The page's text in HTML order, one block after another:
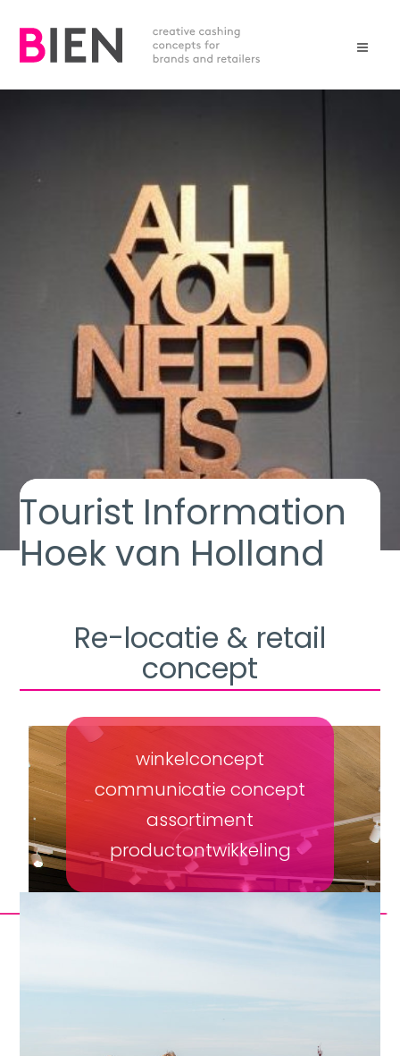
Tourist Information
Hoek van Holland
Re-locatie & retail
concept
winkelconcept
communicatie concept
assortiment
productontwikkeling